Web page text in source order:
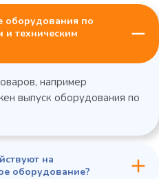
оборудования по
техническим
например
выпуск оборудования по
на
оборудование?